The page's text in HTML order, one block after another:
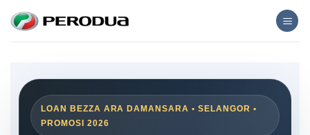
content
LOAN BEZZA ARA DAMANSARA • SELANGOR •
PROMOSI 2026